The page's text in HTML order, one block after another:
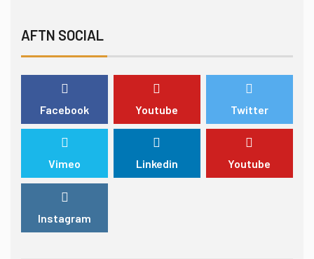
investor
London Spitfire punches ticket to
Overwatch League finals
1
AFTN SOCIAL
Facebook Youtube Twitter
Vimeo Linkedin Youtube
Instagram